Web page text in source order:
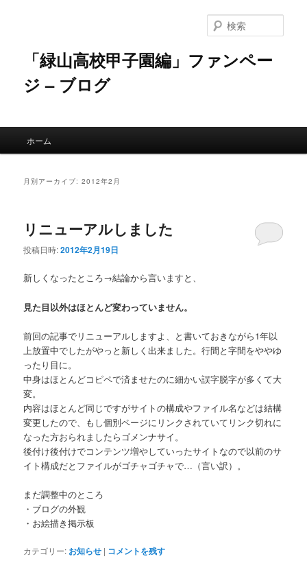
動
「緑山高校甲子園編」ファンペー
ジ – ブログ
索
ホーム
月別アーカイブ:2012年2月
リニューアルしました
投稿日時:2012年2月19日
新しくなったところ→結論から言いますと、
見た目以外はほとんど変わっていません。
前回の記事でリニューアルしますよ、と書いておきながら1年以
上放置中でしたがやっと新しく出来ました。行間と字間をややゆ
ったり目に。
中身はほとんどコピペで済ませたのに細かい誤字脱字が多くて大
変。
内容はほとんど同じですがサイトの構成やファイル名などは結構
変更したので、もし個別ページにリンクされていてリンク切れに
なった方おられましたらゴメンナサイ。
後付け後付けでコンテンツ増やしていったサイトなので以前のサ
イト構成だとファイルがゴチャゴチャで…（言い訳）。
まだ調整中のところ
・ブログの外観
・お絵描き掲示板
カテゴリー: お知らせ | コメントを残す